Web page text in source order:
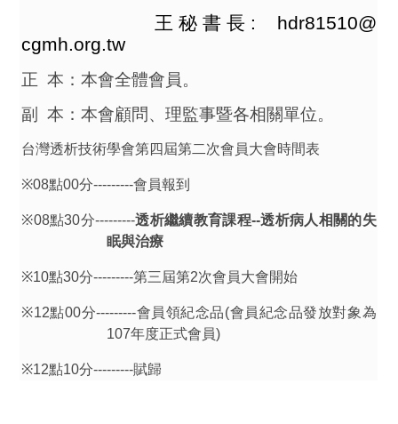
王秘書長 : hdr81510@
cgmh.org.tw
正 本：本會全體會員。
副
本：本會顧問、理監事暨各相關單位。
台灣透析技術學會第四屆第二次會員大會時間表
※08點00分---------會員報到
※08點30分---------透析繼續教育課程--透析病人相關的失
眠與治療
※10點30分---------第三屆第2次會員大會開始
※12點00分---------會員領紀念品(會員紀念品發放對象為
107年度正式會員)
※12點10分---------賦歸